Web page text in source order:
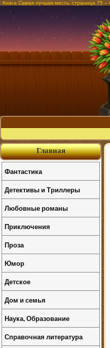
Книга Самая лучшая месть, страница 75 –
Главная
Фантастика
Детективы и Триллеры
Любовные романы
Приключения
Проза
Юмор
Детское
Дом и семья
Наука, Образование
Справочная литература